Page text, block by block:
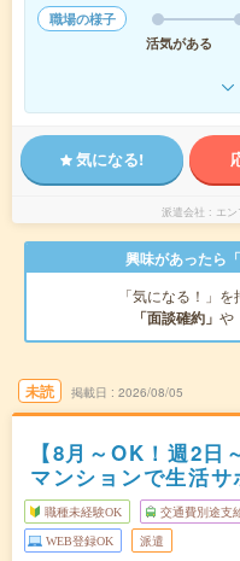
職場の様子
活気がある
気になる!
派遣会社 エ
興味があったら
「気になる！」
「面談確約」 や
未読 掲載日 2026/08/05
【8月～OK！週2日
マンションで生活
職種未経験OK 交通費別途支
WEB登録OK 派遣